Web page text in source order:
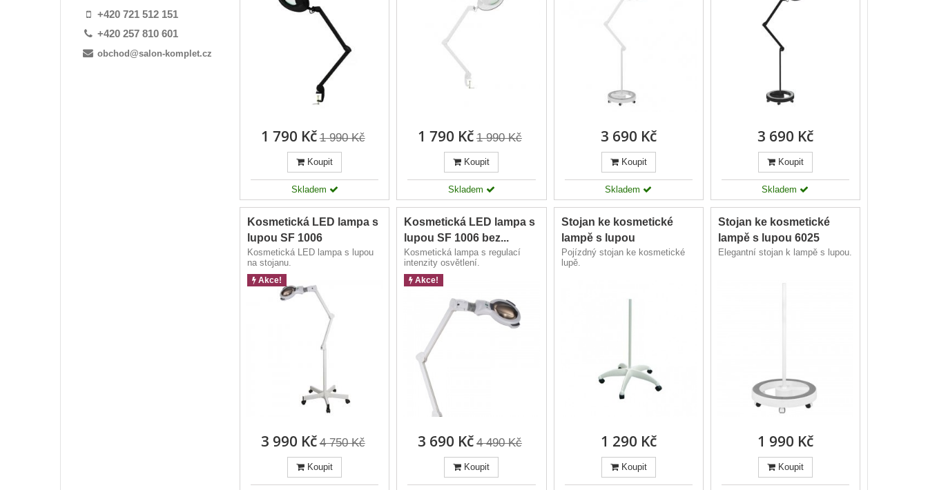
+420 721 512 151
+420 257 810 601
obchod@salon-komplet.cz
1 790 Kč 1 990 Kč
Koupit
Skladem
1 790 Kč 1 990 Kč
Koupit
Skladem
3 690 Kč
Koupit
Skladem
3 690 Kč
Koupit
Skladem
Kosmetická LED lampa s
lupou SF 1006
Kosmetická LED lampa s lupou
na stojanu.
Akce!
3 990 Kč 4 750 Kč
Koupit
Kosmetická LED lampa s
lupou SF 1006 bez...
Kosmetická lampa s regulací
intenzity osvětlení.
Akce!
3 690 Kč 4 490 Kč
Koupit
Stojan ke kosmetické
lampě s lupou
Pojízdný stojan ke kosmetické
lupě.
1 290 Kč
Koupit
Stojan ke kosmetické
lampě s lupou 6025
Elegantní stojan k lampě s lupou.
1 990 Kč
Koupit